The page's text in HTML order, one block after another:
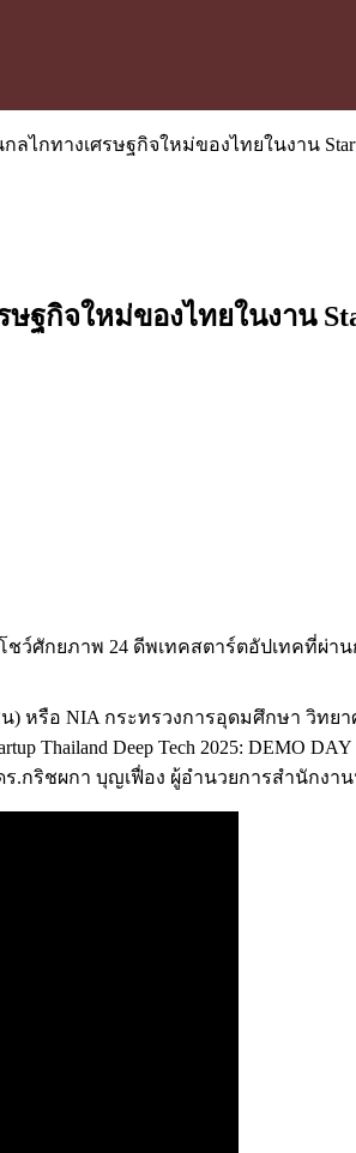
กทางเศรษฐกิจใหม่ของไทยในงาน
กิจใหม่ของไทยในงาน
ศักยภาพ 24 ดีพเทคสตาร์ตอัปเทคที่ผ่า
หรือ NIA กระทรวงการอุดมศึกษา วิท
Thailand Deep Tech 2025:
กริชผกา บุญเฟื่อง ผู้อำนวยการสำนักงา